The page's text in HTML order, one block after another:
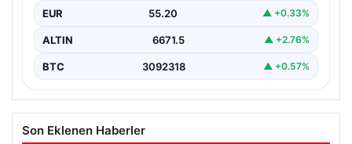
EUR 55.20 ▲ +0.33%
ALTIN 6671.5 ▲ +2.76%
BTC 3092318 ▲ +0.57%
Son Eklenen Haberler